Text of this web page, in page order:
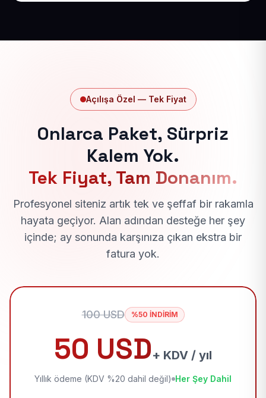
Açılışa Özel — Tek Fiyat
Onlarca Paket, Sürpriz
Kalem Yok.
Tek Fiyat, Tam Donanım.
Profesyonel siteniz artık tek ve şeffaf bir rakamla
hayata geçiyor. Alan adından desteğe her şey
içinde; ay sonunda karşınıza çıkan ekstra bir
fatura yok.
100 USD %50 İNDİRİM
50 USD+ KDV / yıl
Yıllık ödeme (KDV %20 dahil değil) Her Şey Dahil